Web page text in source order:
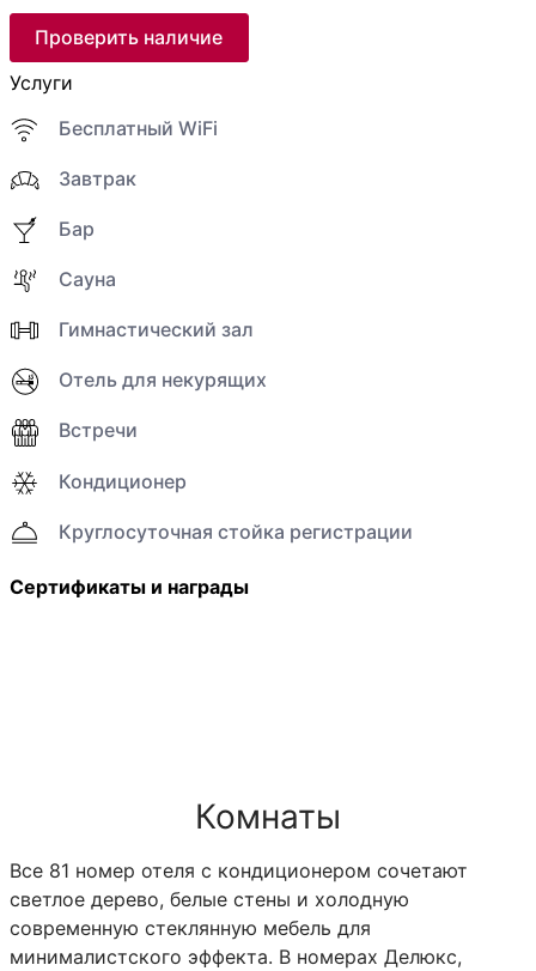
Проверить наличие
Услуги
Бесплатный WiFi
Завтрак
Бар
Сауна
Гимнастический зал
Отель для некурящих
Встречи
Кондиционер
Круглосуточная стойка регистрации
Сертификаты и награды
Комнаты
Все 81 номер отеля с кондиционером сочетают
светлое дерево, белые стены и холодную
современную стеклянную мебель для
минималистского эффекта. В номерах Делюкс,